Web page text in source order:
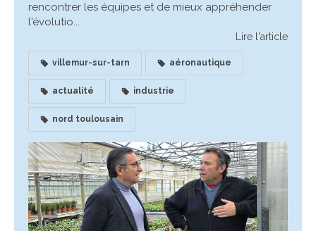
rencontrer les équipes et de mieux appréhender
l'évolutio...
Lire l'article
villemur-sur-tarn aéronautique
actualité industrie
nord toulousain